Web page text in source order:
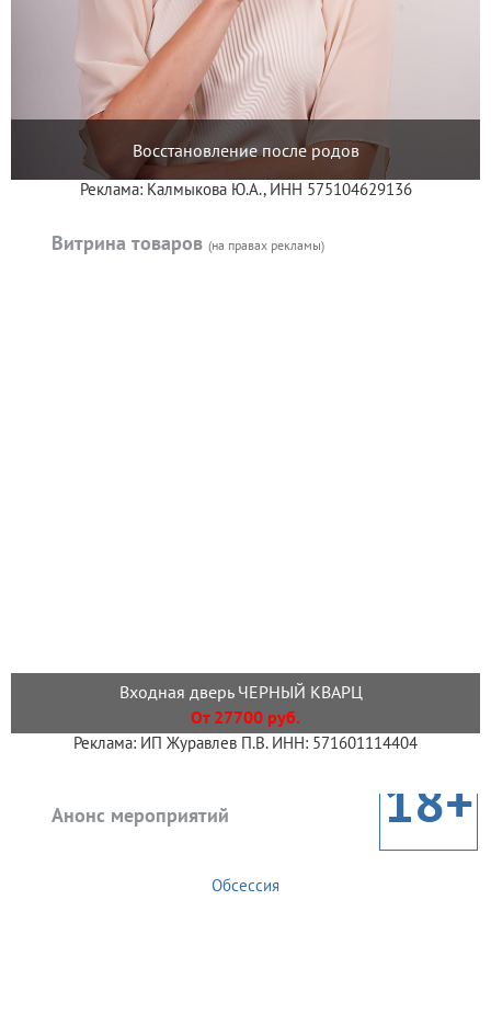
Восстановление после родов
Реклама: Калмыкова Ю.А., ИНН 575104629136
Витрина товаров (на правах рекламы)
Входная дверь ЧЕРНЫЙ КВАРЦ
От 27700 руб.
Реклама: ИП Журавлев П.В. ИНН: 571601114404
Анонс мероприятий 18+
Обсессия